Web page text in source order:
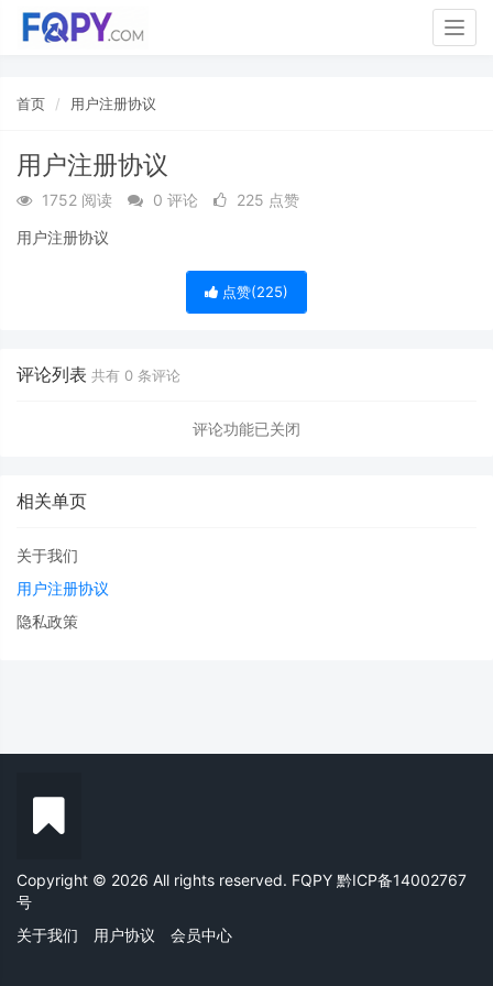
首页 用户注册协议
用户注册协议
1752 阅读 0 评论
225 点赞
用户注册协议
点赞(225)
评论列表 共有 0 条评论
评论功能已关闭
相关单页
关于我们
用户注册协议
隐私政策
Copyright © 2026 All rights reserved. FQPY 黔ICP备14002767
号
关于我们
用户协议 会员中心